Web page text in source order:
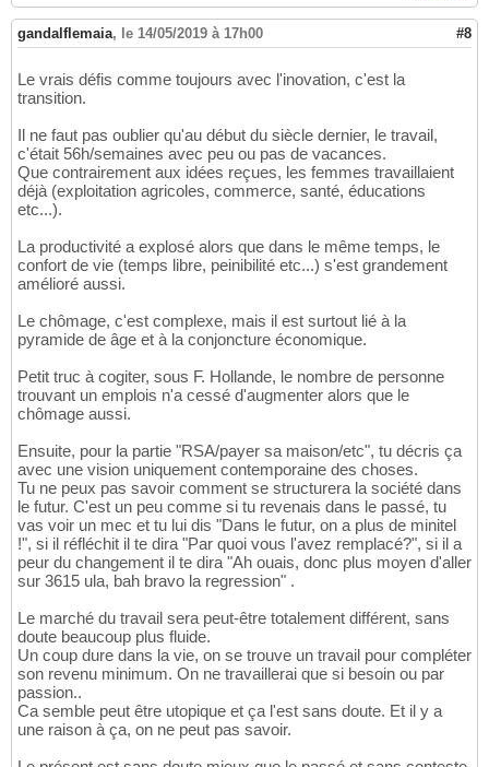
gandalflemaia, le 14/05/2019 à 17h00 #8
Le vrais défis comme toujours avec l'inovation, c'est la
transition.
Il ne faut pas oublier qu'au début du siècle dernier, le travail,
c'était 56h/semaines avec peu ou pas de vacances.
Que contrairement aux idées reçues, les femmes travaillaient
déjà (exploitation agricoles, commerce, santé, éducations
etc...).
La productivité a explosé alors que dans le même temps, le
confort de vie (temps libre, peinibilité etc...) s'est grandement
amélioré aussi.
Le chômage, c'est complexe, mais il est surtout lié à la
pyramide de âge et à la conjoncture économique.
Petit truc à cogiter, sous F. Hollande, le nombre de personne
trouvant un emplois n'a cessé d'augmenter alors que le
chômage aussi.
Ensuite, pour la partie "RSA/payer sa maison/etc", tu décris ça
avec une vision uniquement contemporaine des choses.
Tu ne peux pas savoir comment se structurera la société dans
le futur. C'est un peu comme si tu revenais dans le passé, tu
vas voir un mec et tu lui dis "Dans le futur, on a plus de minitel
!", si il réfléchit il te dira "Par quoi vous l'avez remplacé?", si il a
peur du changement il te dira "Ah ouais, donc plus moyen d'aller
sur 3615 ula, bah bravo la regression" .
Le marché du travail sera peut-être totalement différent, sans
doute beaucoup plus fluide.
Un coup dure dans la vie, on se trouve un travail pour compléter
son revenu minimum. On ne travaillerai que si besoin ou par
passion..
Ca semble peut être utopique et ça l'est sans doute. Et il y a
une raison à ça, on ne peut pas savoir.